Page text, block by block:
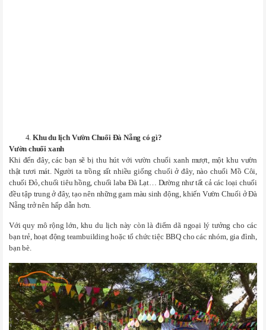
Khu du lịch Vườn Chuối Đà Nẵng có gì?
Vườn chuối xanh
Khi đến đây, các bạn sẽ bị thu hút với vườn chuối xanh mượt, một khu vườn
thật tươi mát. Người ta trồng rất nhiều giống chuối ở đây, nào chuối Mồ Côi,
chuối Đỏ, chuối tiêu hồng, chuối laba Đà Lạt… Dường như tất cả các loại chuối
đều tập trung ở đây, tạo nên những gam màu sinh động, khiến Vườn Chuối ở Đà
Nẵng trở nên hấp dẫn hơn.
Với quy mô rộng lớn, khu du lịch này còn là điểm dã ngoại lý tưởng cho các
bạn trẻ, hoạt động teambuilding hoặc tổ chức tiệc BBQ cho các nhóm, gia đình,
bạn bè.